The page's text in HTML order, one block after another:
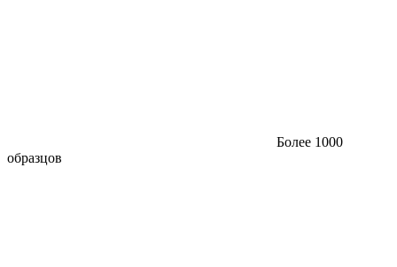
Более 1000
образцов